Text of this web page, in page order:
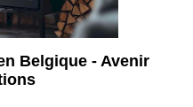
Belgique - Avenir